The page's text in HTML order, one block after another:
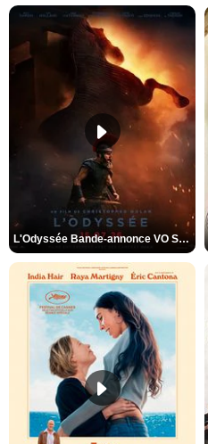
L'Odyssée Bande-annonce VO STFR